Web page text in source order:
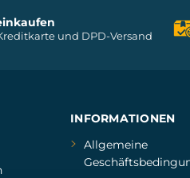
und DPD-Versand
INFORMATIONEN
Allgemeine